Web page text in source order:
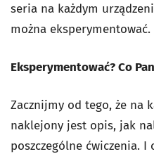
seria na każdym
można eksperymentować.
Eksperymentować? Co
Zacznijmy od tego, że na
naklejony jest opis, jak
poszczególne ćwiczenia.